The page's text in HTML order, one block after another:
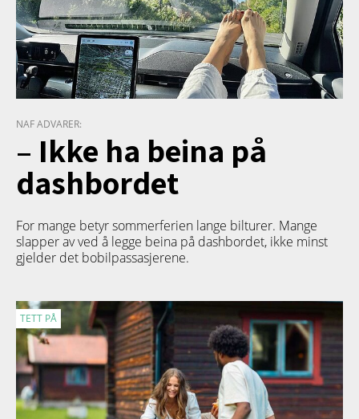
NAF ADVARER:
– Ikke ha beina på
dashbordet
For mange betyr sommerferien lange bilturer. Mange
slapper av ved å legge beina på dashbordet, ikke minst
gjelder det bobilpassasjerene.
TETT PÅ